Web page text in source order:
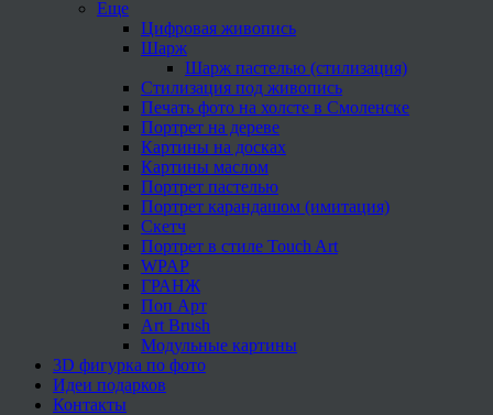
Еще
Цифровая живопись
Шарж
Шарж пастелью (стилизация)
Стилизация под живопись
Печать фото на холсте в Смоленске
Портрет на дереве
Картины на досках
Картины маслом
Портрет пастелью
Портрет карандашом (имитация)
Скетч
Портрет в стиле Touch Art
WPAP
ГРАНЖ
Поп Арт
Art Brush
Модульные картины
3D фигурка по фото
Идеи подарков
Контакты